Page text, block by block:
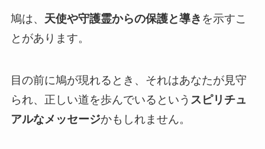
鳩は、 天使や守護霊からの保護と導き を示すこ
とがあります。
目の前に鳩が現れるとき、それはあなたが見守
られ、正しい道を歩んでいるという スピリチュ
アルなメッセージかもしれません。